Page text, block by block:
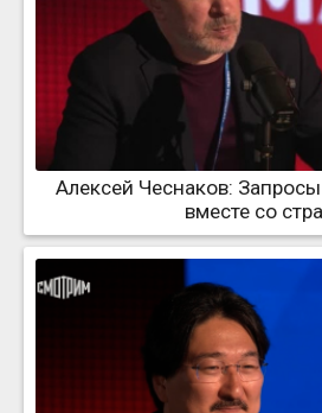
Алексей Чеснаков:
вместе со